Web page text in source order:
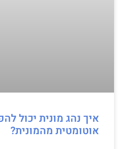
איך נהג מונית יכול
אוטומטית מהמונית?